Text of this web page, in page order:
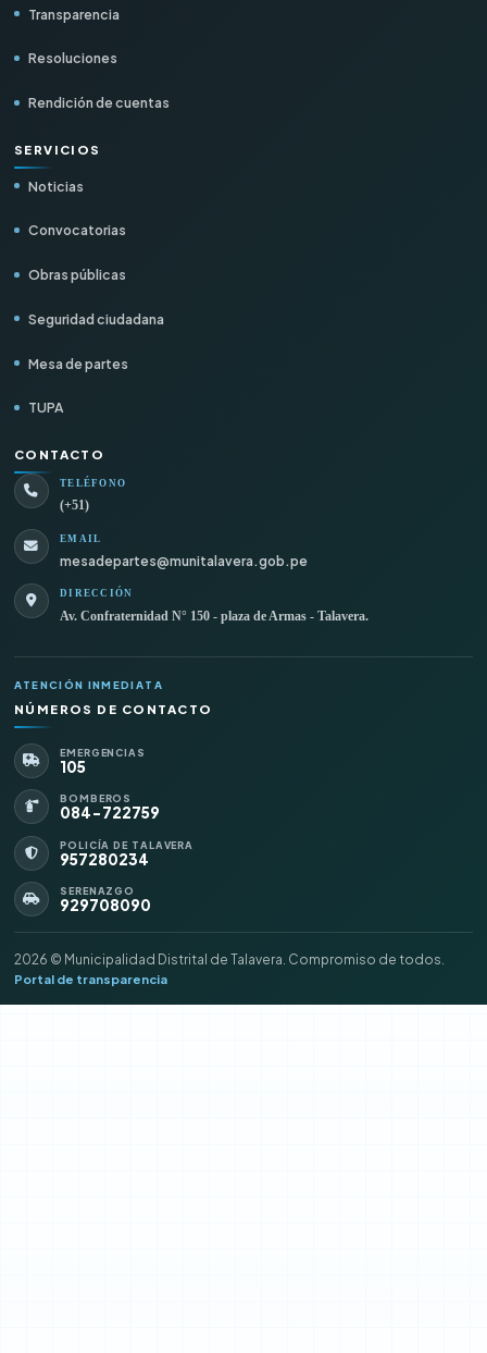
Transparencia
Resoluciones
Rendición de cuentas
SERVICIOS
Noticias
Convocatorias
Obras públicas
Seguridad ciudadana
Mesa de partes
TUPA
CONTACTO
TELÉFONO
(+51)
EMAIL
mesadepartes@munitalavera.gob.pe
DIRECCIÓN
Av. Confraternidad N° 150 - plaza de Armas - Talavera.
ATENCIÓN INMEDIATA
NÚMEROS DE CONTACTO
EMERGENCIAS
105
BOMBEROS
084-722759
POLICÍA DE TALAVERA
957280234
SERENAZGO
929708090
2026 © Municipalidad Distrital de Talavera. Compromiso de todos.
Portal de transparencia